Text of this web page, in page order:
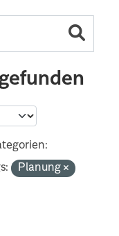
Planung